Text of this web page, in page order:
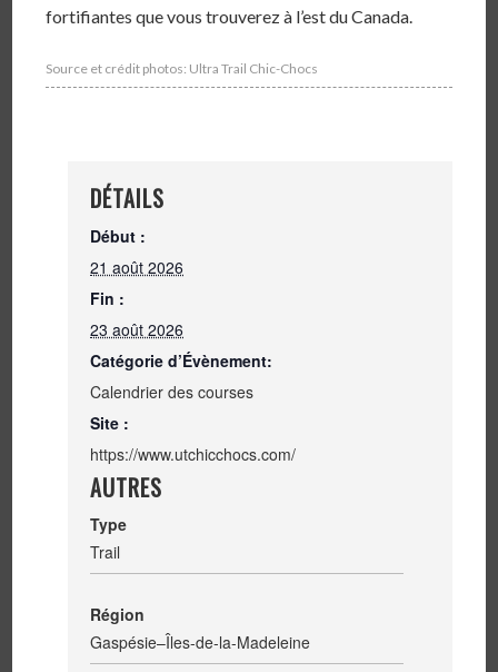
fortifiantes que vous trouverez à l’est du Canada.
Source et crédit photos: Ultra Trail Chic-Chocs
DÉTAILS
Début :
21 août 2026
Fin :
23 août 2026
Catégorie d’Évènement:
Calendrier des courses
Site :
https://www.utchicchocs.com/
AUTRES
Type
Trail
Région
Gaspésie–Îles-de-la-Madeleine